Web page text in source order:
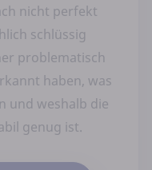
nicht perfekt
schlüssig
problematisch
haben, was
und weshalb die
genug ist.